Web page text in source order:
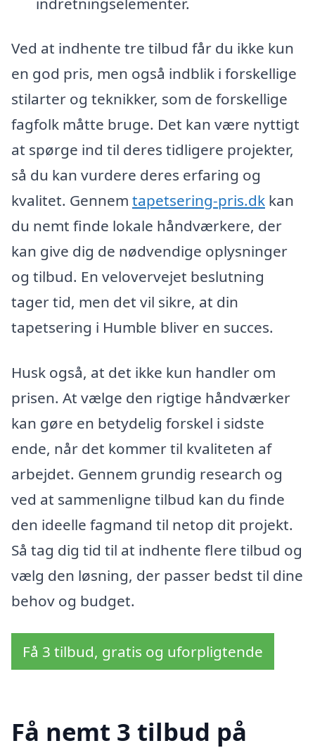
Ved at indhente tre tilbud får du ikke kun
en god pris, men også indblik i forskellige
stilarter og teknikker, som de forskellige
fagfolk måtte bruge. Det kan være nyttigt
at spørge ind til deres tidligere projekter,
så du kan vurdere deres erfaring og
kvalitet. Gennem tapetsering-pris.dk kan
du nemt finde lokale håndværkere, der
kan give dig de nødvendige oplysninger
og tilbud. En velovervejet beslutning
tager tid, men det vil sikre, at din
tapetsering i Humble bliver en succes.
Husk også, at det ikke kun handler om
prisen. At vælge den rigtige håndværker
kan gøre en betydelig forskel i sidste
ende, når det kommer til kvaliteten af
arbejdet. Gennem grundig research og
ved at sammenligne tilbud kan du finde
den ideelle fagmand til netop dit projekt.
Så tag dig tid til at indhente flere tilbud og
vælg den løsning, der passer bedst til dine
behov og budget.
Få 3 tilbud, gratis og uforpligtende
Få nemt 3 tilbud på